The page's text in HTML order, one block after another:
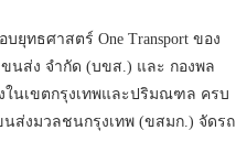
ยุทธศาสตร์ One Transport ของ
นส่ง จำกัด (บขส.) และ กองพล
ในเขตกรุงเทพและปริมณฑล ครบ
นส่งมวลชนกรุงเทพ (ขสมก.) จัดรถ